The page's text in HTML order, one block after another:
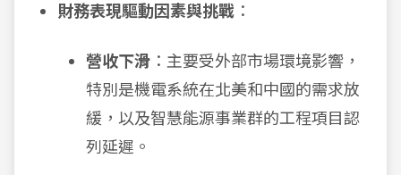
財務表現驅動因素與挑戰 ：
營收下滑 ：主要受外部市場環境影響，
特別是機電系統在北美和中國的需求放
緩，以及智慧能源事業群的工程項目認
列延遲。